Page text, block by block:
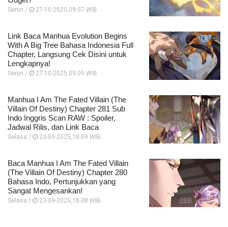
Senin / 27-10-2025,09:07 WIB
Link Baca Manhua Evolution Begins
With A Big Tree Bahasa Indonesia Full
Chapter, Langsung Cek Disini untuk
Lengkapnya!
Senin / 27-10-2025,09:05 WIB
Manhua I Am The Fated Villain (The
Villain Of Destiny) Chapter 281 Sub
Indo Inggris Scan RAW : Spoiler,
Jadwal Rilis, dan Link Baca
Selasa / 23-09-2025,18:09 WIB
Baca Manhua I Am The Fated Villain
(The Villain Of Destiny) Chapter 280
Bahasa Indo, Pertunjukkan yang
Sangat Mengesankan!
Selasa / 23-09-2025,18:08 WIB